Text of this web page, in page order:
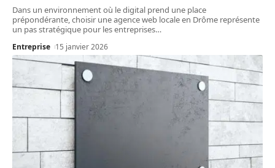
Dans un environnement où le digital prend une place
prépondérante, choisir une agence web locale en Drôme représente
un pas stratégique pour les entreprises…
Entreprise 15 janvier 2026